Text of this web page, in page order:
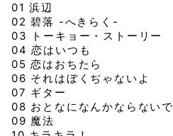
01 浜辺
02 碧落 -へきらく-
03 トーキョー・ストーリー
04 恋はいつも
05 恋はおちたら
06 それはぼくぢゃないよ
07 ギター
08 おとなになんかならないで
09 魔法